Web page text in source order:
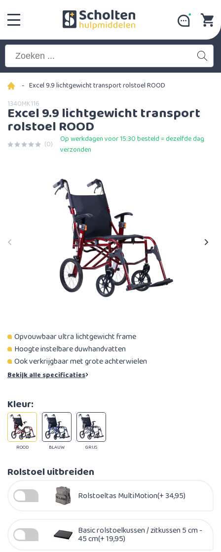
- Excel 9.9 lichtgewicht transport rolstoel ROOD
1340MK116
Excel 9.9 lichtgewicht transport
rolstoel ROOD
(0)
Op werkdagen voor 15:30 besteld = dezelfde dag
verzonden
Opvouwbaar ultra lichtgewicht frame
Hoogte instelbare duwhandvatten
Ook verkrijgbaar met grote achterwielen
Bekijk alle specificaties
BLAUW
Kleur:
ROOD GRIJS
Rolstoel uitbreiden
Rolstoeltas MultiMotion(+ 34,95)
Basic rolstoelkussen / zitkussen 5 cm -
45 cm(+ 19,95)